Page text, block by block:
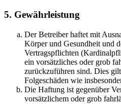
5. Gewährleistung
Der Betreiber haftet mit
Körper und Gesundheit und
Vertragspflichten
ein vorsätzliches oder grob
zurückzuführen sind. Dies
Folgeschäden wie
Die Haftung ist gegenüber
vorsätzlichem oder grob